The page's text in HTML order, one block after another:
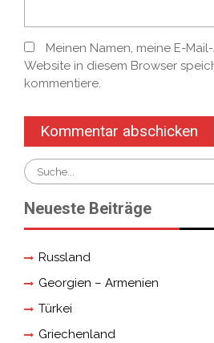
Meinen Namen, meine E-
Website in diesem Browser
kommentiere.
Search
for:
Neueste Beiträge
Russland
Georgien – Armenien
Türkei
Griechenland